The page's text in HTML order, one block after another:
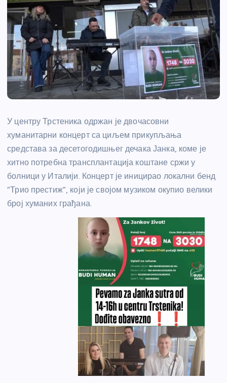
У центру Трстеника одржан је двочасовни
хуманитарни концерт са циљем прикупљања
средстава за десетогодишњег дечака Јанка, коме је
хитно потребна трансплантација коштане сржи у
болници у Италији. Концерт је иницирао локални бенд
“Трио престиж”, који је својом музиком окупио велики
број хуманих грађана.